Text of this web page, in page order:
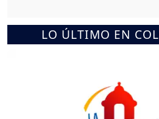
LO ÚLTIMO EN